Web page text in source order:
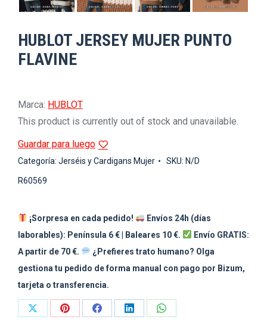
HUBLOT JERSEY MUJER PUNTO
FLAVINE
Marca: HUBLOT
This product is currently out of stock and unavailable.
Guardar para luego
Categoría: Jerséis y Cardigans Mujer SKU: N/D
R60569
¡Sorpresa en cada pedido!
Envíos 24h (días
laborables): Península 6 € | Baleares 10 €.
Envío GRATIS:
A partir de 70 €.
¿Prefieres trato humano? Olga
gestiona tu pedido de forma manual con pago por Bizum,
tarjeta o transferencia.
Share
Share
Share
Share
Share